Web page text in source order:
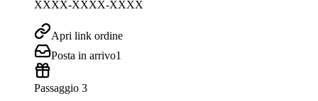
XXXX-XXXX-XXXX
Apri link ordine
Posta in arrivo1
Passaggio 3